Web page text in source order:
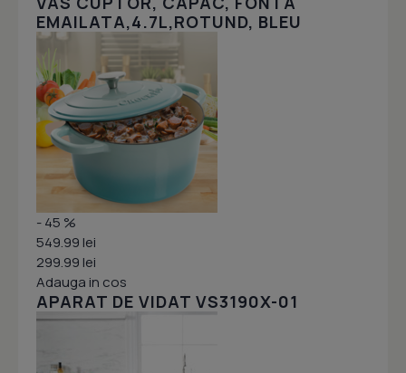
EMAILATA,4.7L,ROTUND, BLEU
- 45 %
549.99 lei
299.99 lei
Adauga in cos
APARAT DE VIDAT VS3190X-01